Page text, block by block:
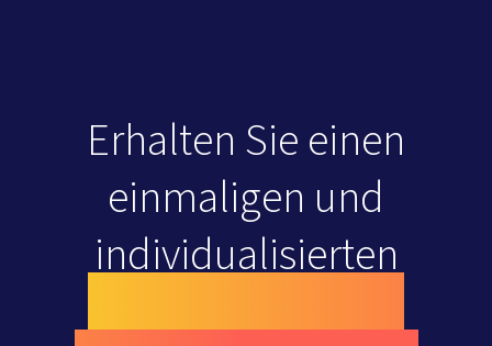
Erhalten Sie einen
einmaligen und
individualisierten
Bericht über Ihre